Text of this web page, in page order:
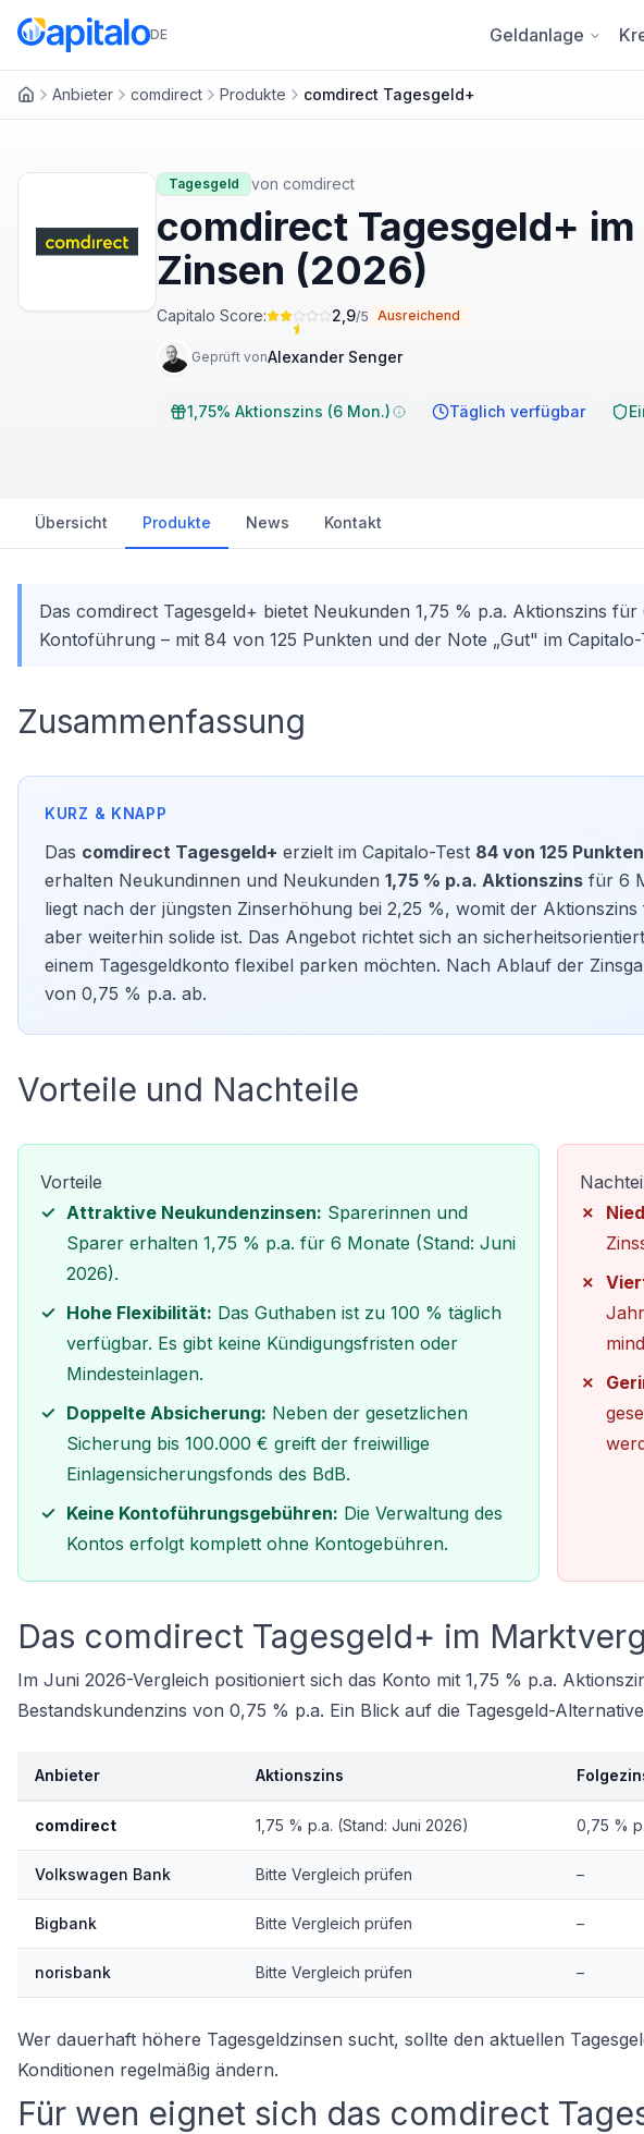
DE Geldanlage
Anbieter comdirect Produkte comdirect Tagesgeld+
Tagesgeld von comdirect
comdirect Tagesgeld+ im
Zinsen (2026)
Capitalo Score: 2,9/5 Ausreichend
Geprüft vonAlexander Senger
1,75% Aktionszins (6 Mon.) Täglich verfügbar
Übersicht Produkte News Kontakt
Das comdirect Tagesgeld+ bietet Neukunden 1,75 % p.a. Aktionszins
Kontoführung – mit 84 von 125 Punkten und der Note „Gut" im
Zusammenfassung
Das comdirect Tagesgeld+ erzielt im Capitalo-Test 84 von 125 Punkten
erhalten Neukundinnen und Neukunden 1,75 % p.a. Aktionszins für 6
liegt nach der jüngsten Zinserhöhung bei 2,25 %, womit der
aber weiterhin solide ist. Das Angebot richtet sich an
einem Tagesgeldkonto flexibel parken möchten. Nach Ablauf der
von 0,75 % p.a. ab.
Vorteile und Nachteile
Vorteile
Attraktive Neukundenzinsen: Sparerinnen und
Sparer erhalten 1,75 % p.a. für 6 Monate (Stand: Juni
2026).
Hohe Flexibilität: Das Guthaben ist zu 100 % täglich
verfügbar. Es gibt keine Kündigungsfristen oder
Mindesteinlagen.
Doppelte Absicherung: Neben der gesetzlichen
Sicherung bis 100.000 € greift der freiwillige
Einlagensicherungsfonds des BdB.
Keine Kontoführungsgebühren: Die Verwaltung des
Kontos erfolgt komplett ohne Kontogebühren.
Das comdirect Tagesgeld+ im
Im Juni 2026-Vergleich positioniert sich das Konto mit 1,75 % p.a.
Bestandskundenzins von 0,75 % p.a. Ein Blick auf die Tagesgeld-
Anbieter Aktionszins
comdirect 1,75 % p.a. (Stand: Juni 2026) 0,75 %
Volkswagen Bank Bitte Vergleich prüfen –
Bigbank Bitte Vergleich prüfen –
norisbank Bitte Vergleich prüfen –
Wer dauerhaft höhere Tagesgeldzinsen sucht, sollte den aktuellen
Konditionen regelmäßig ändern.
Für wen eignet sich das comdirect